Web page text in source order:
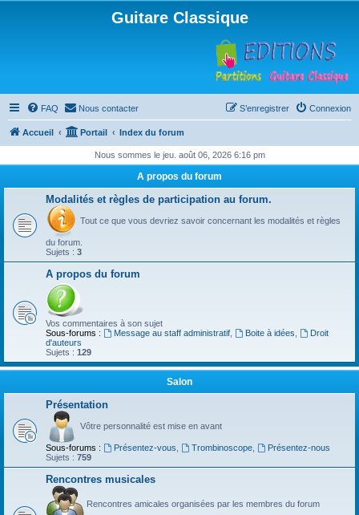
Guitare Classique
FAQ Nous contacter Connexion
S’enregistrer
Accueil Portail Index du forum
Nous sommes le jeu. août 06, 2026 6:16 pm
A propos du forum
Modalités et règles de participation au forum.
Tout ce que vous devriez savoir concernant les modalités et règles
du forum.
Sujets : 3
A propos du forum
Vos commentaires à son sujet
Sous-forums :
Message au staff administratif, Boite à idées
Droit
d'auteurs
Sujets : 129
Salon
Présentation
Vôtre personnalité est mise en avant
Sous-forums : Présentez-vous Trombinoscope,
Présentez-nous
Sujets : 759
Rencontres musicales
Rencontres amicales organisées par les membres du forum